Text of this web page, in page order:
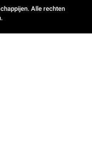
Alle rechten